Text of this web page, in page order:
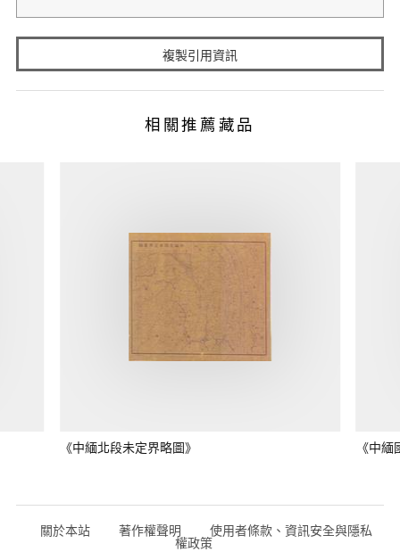
複製引用資訊
相關推薦藏品
《中緬北段未定界略圖》 《中
關於本站 著作權聲明 使用者條款、資訊安全與隱私
權政策